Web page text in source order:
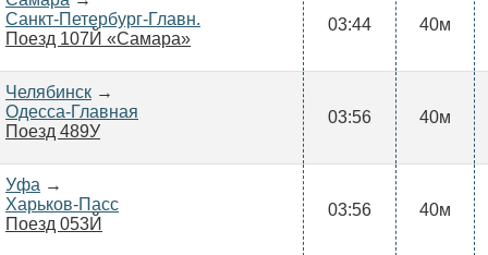
Санкт-Петербург-Главн.
Поезд 107Й «Самара»
03:44 40м
Челябинск →
Одесса-Главная
Поезд 489У
03:56 40м
Уфа →
Харьков-Пасс
Поезд 053Й
03:56 40м